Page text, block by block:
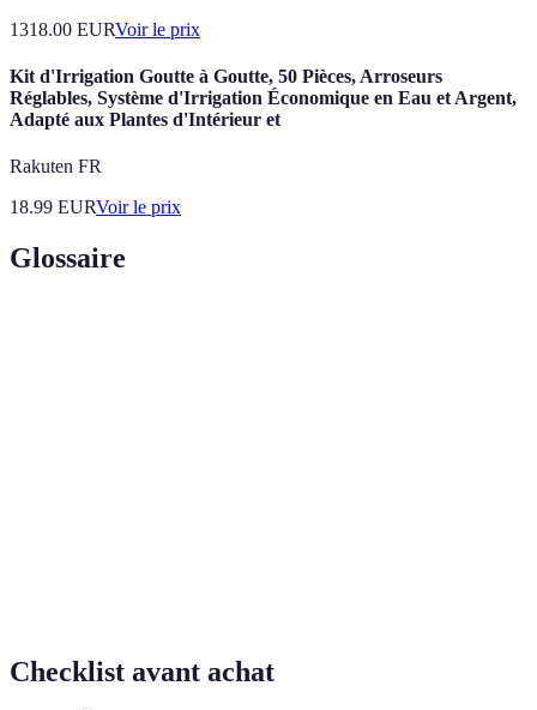
1318.00 EURVoir le prix
Kit d'Irrigation Goutte à Goutte, 50 Pièces, Arroseurs
Réglables, Système d'Irrigation Économique en Eau et Argent,
Adapté aux Plantes d'Intérieur et
Rakuten FR
18.99 EURVoir le prix
Glossaire
Checklist avant achat